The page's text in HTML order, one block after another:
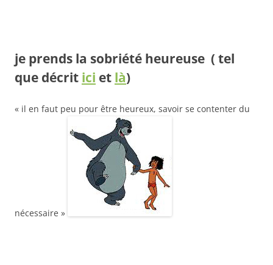
je prends la sobriété heureuse ( tel
que décrit ici et là)
« il en faut peu pour être heureux, savoir se contenter du
nécessaire »